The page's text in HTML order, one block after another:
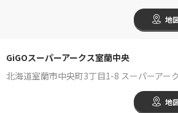
地
GiGOスーパーアークス室蘭中央
北海道室蘭市中央町3丁目1-8 スーパーアー
地